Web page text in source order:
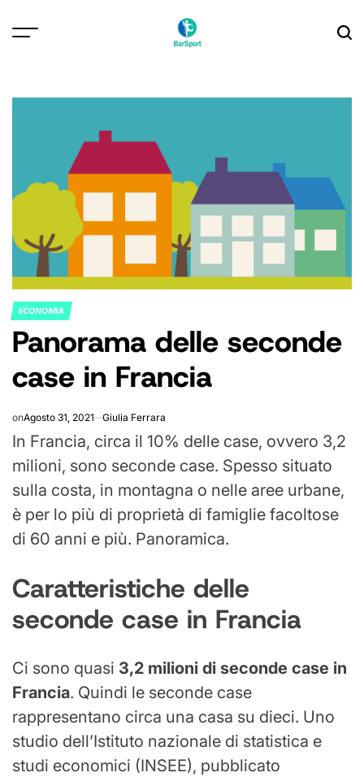
POSTED
IN
ECONOMIA
Panorama delle seconde
case in Francia
onAgosto 31, 2021 Giulia Ferrara
In Francia, circa il 10% delle case, ovvero 3,2
milioni, sono seconde case. Spesso situato
sulla costa, in montagna o nelle aree urbane,
è per lo più di proprietà di famiglie facoltose
di 60 anni e più. Panoramica.
Caratteristiche delle
seconde case in Francia
Ci sono quasi 3,2 milioni di seconde case in
Francia. Quindi le seconde case
rappresentano circa una casa su dieci. Uno
studio dell’Istituto nazionale di statistica e
studi economici (INSEE), pubblicato